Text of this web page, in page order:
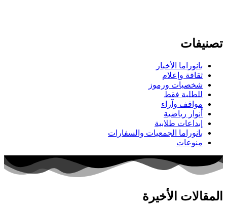
تصنيفات
بانوراما الأخبار
ثقافة وإعلام
شخصيات ورموز
للطلبة فقط
مواقف وآراء
أنوار رياضية
إبداعات طلابية
بانوراما الجمعيات والسفارات
منوعات
المقالات الأخيرة